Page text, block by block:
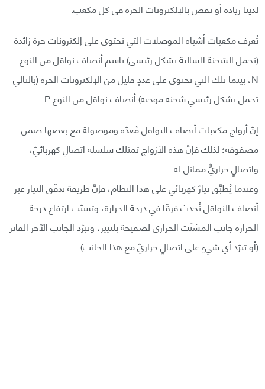
لدينا زيادة أو نقص بالإلكترونات الحرة في كل مكعب.
تُعرف مكعبات أشباه الموصلات التي تحتوي على إلكترونات حرة زائدة
(تحمل الشحنة السالبة بشكل رئيسي) باسم أنصاف نواقل من النوع
N، بينما تلك التي تحتوي على عددٍ قليل من الإلكترونات الحرة (بالتالي
تحمل بشكل رئيسي شحنة موجبة) أنصاف نواقل من النوع P.
إنَّ أزواج مكعبات أنصاف النواقل مُعدّة وموصولة مع بعضها ضمن
مصفوفة؛ لذلك فإنَّ هذه الأزواج تمتلك سلسلة اتصالٍ كهربائيّ،
واتصالٍ حراريٍّ مماثل له.
وعندما يُطبَّق تيارٌ كهربائي على هذا النظام، فإنَّ طريقة تدفّق التيار عبر
أنصاف النواقل تُحدث فرقًا في درجة الحرارة، وتسبّب ارتفاع درجة
الحرارة جانب المشتّت الحراري لصفيحة بلتيير، وتبرّد الجانب الآخر الفاتر
(أو تبرّد أي شيءٍ على اتصالٍ حراريّ مع هذا الجانب).